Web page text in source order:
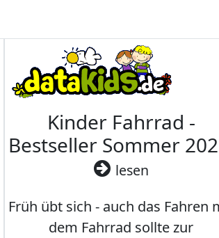
Kinder Fahrrad -
Bestseller Sommer
lesen
Früh übt sich - auch das Fahren
dem Fahrrad sollte zur